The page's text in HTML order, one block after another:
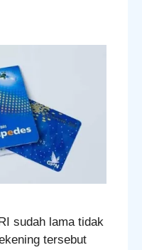
sudah lama tidak
tersebut